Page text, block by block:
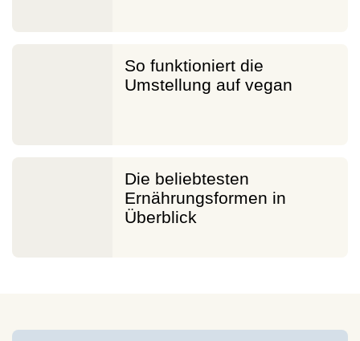
So funktioniert die
Umstellung auf vegan
Die beliebtesten
Ernährungsformen in
Überblick